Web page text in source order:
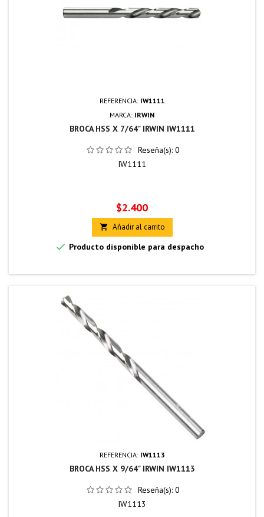
REFERENCIA: IW1111
MARCA: IRWIN
BROCA HSS X 7/64" IRWIN IW1111
Reseña(s): 0
IW1111
Precio
$2.400
 Añadir al carrito
 Producto disponible para despacho
REFERENCIA: IW1113
BROCA HSS X 9/64" IRWIN IW1113
Reseña(s): 0
IW1113